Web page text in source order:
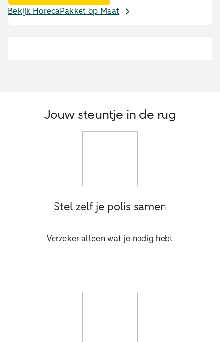
Bekijk HorecaPakket op Maat
Jouw steuntje in de rug
Stel zelf je polis samen
Verzeker alleen wat je nodig hebt